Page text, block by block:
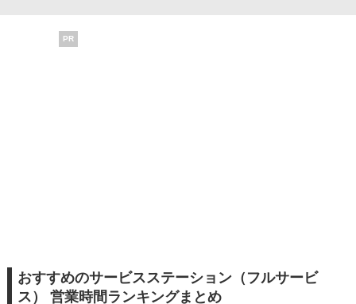
PR
おすすめのサービスステーション（フルサービ
ス） 営業時間ランキングまとめ